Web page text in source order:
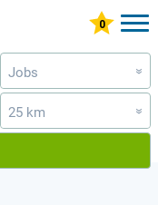
Jobs »
25 km »